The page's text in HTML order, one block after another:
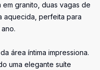
granito, duas vagas de
aquecida, perfeita para
área íntima impressiona.
uma elegante suíte